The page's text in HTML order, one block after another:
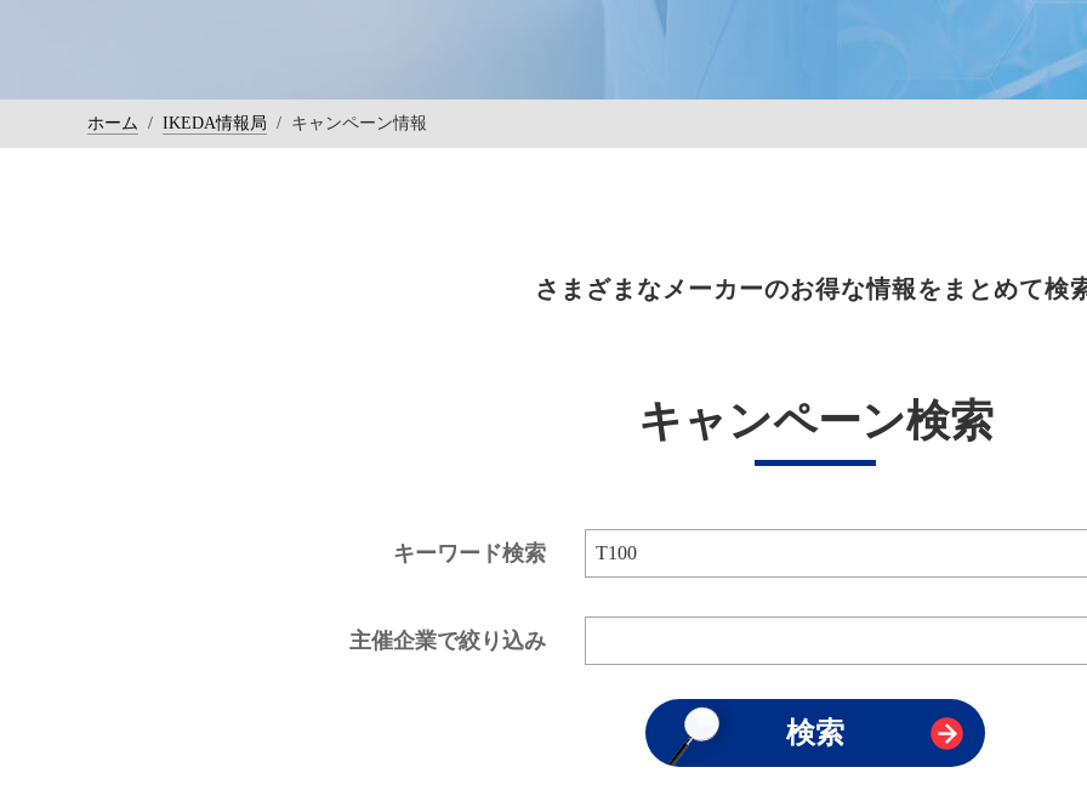
ホーム / IKEDA情報局 / キャンペーン情報
さまざまなメーカーのお得な情報をまとめて検
キャンペーン検索
キーワード検索
主催企業で絞り込み